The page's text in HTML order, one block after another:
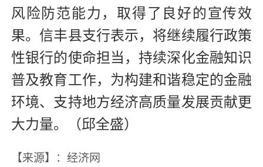
风险防范能力，取得了良好的宣传效
果。信丰县支行表示，将继续履行政策
性银行的使命担当，持续深化金融知识
普及教育工作，为构建和谐稳定的金融
环境、支持地方经济高质量发展贡献更
大力量。
（邱全盛）
【来源】：经济网